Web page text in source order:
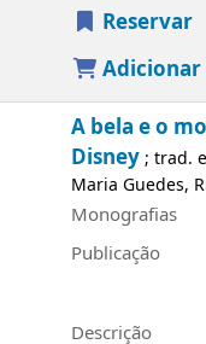
ao carrinho
e o monstro/
Maria Guedes, Rui
Léon :
1996
[49] p. : muito
Disponível (1).